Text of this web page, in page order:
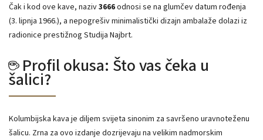
Čak i kod ove kave, naziv3666odnosi se na glumčev datum rođenja
(3. lipnja 1966.), a nepogrešiv minimalistički dizajn ambalaže dolazi iz
radionice prestižnog Studija Najbrt.
☕ Profil okusa: Što vas čeka u
šalici?
Kolumbijska kava je diljem svijeta sinonim za savršeno uravnoteženu
šalicu. Zrna za ovo izdanje dozrijevaju na velikim nadmorskim